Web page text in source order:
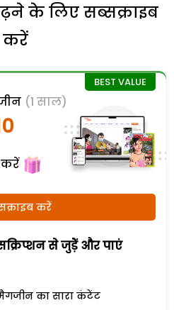
के लिए सब्सक्राइब
करें
(1 साल)
करें
करें
से जुड़ेें और पाएं
का सारा कंटेंट